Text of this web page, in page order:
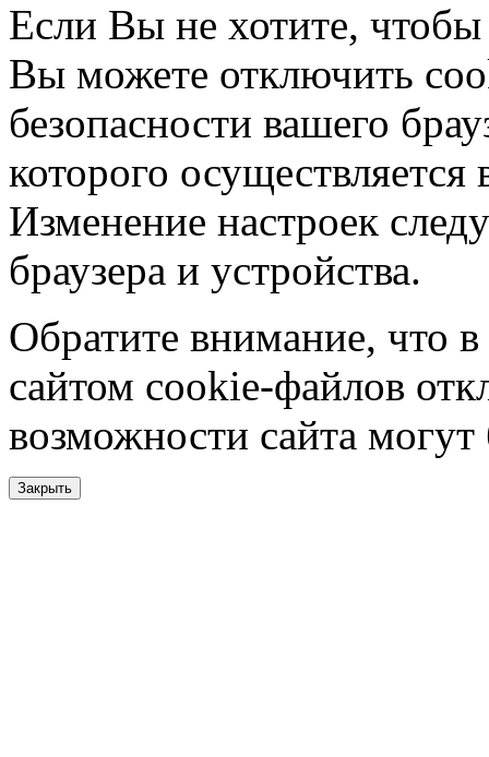
Если Вы не хотите,
Вы можете отключить
безопасности вашего
которого
Изменение настроек
браузера и устройства.
Обратите внимание, что в
сайтом cookie-файлов
возможности сайта
Закрыть